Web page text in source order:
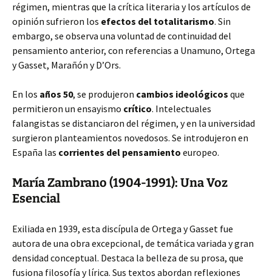
régimen, mientras que la crítica literaria y los artículos de
opinión sufrieron los efectos del totalitarismo. Sin
embargo, se observa una voluntad de continuidad del
pensamiento anterior, con referencias a Unamuno, Ortega
y Gasset, Marañón y D’Ors.
En los años 50, se produjeron cambios ideológicos que
permitieron un ensayismo crítico. Intelectuales
falangistas se distanciaron del régimen, y en la universidad
surgieron planteamientos novedosos. Se introdujeron en
España las corrientes del pensamiento europeo.
María Zambrano (1904-1991): Una Voz
Esencial
Exiliada en 1939, esta discípula de Ortega y Gasset fue
autora de una obra excepcional, de temática variada y gran
densidad conceptual. Destaca la belleza de su prosa, que
fusiona filosofía y lírica. Sus textos abordan reflexiones